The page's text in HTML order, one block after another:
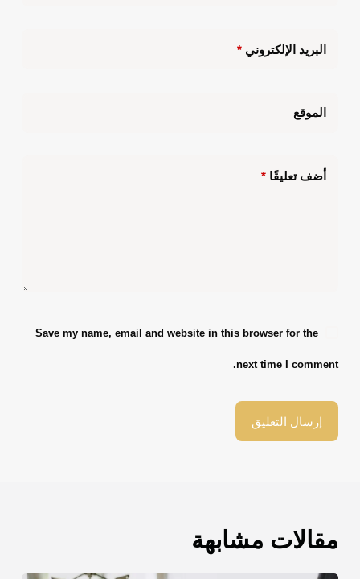
البريد الإلكتروني *
الموقع
أضف تعليقًا *
Save my name, email and website in this browser for the
next time I comment.
إرسال التعليق
مقالات مشابهة